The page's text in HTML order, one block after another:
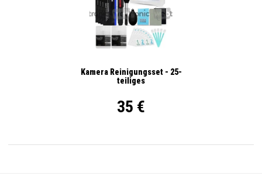
Kamera Reinigungsset - 25-
teiliges
35 €